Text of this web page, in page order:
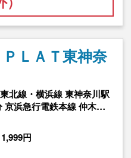
ＬＡＴ東神奈
北線・横浜線 東神奈川駅
京浜急行電鉄本線 仲木…
円